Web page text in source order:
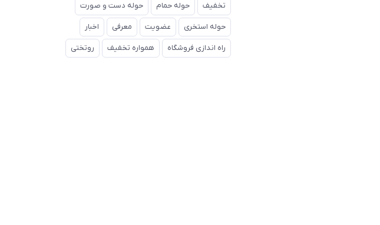
تخفیف حوله حمام حوله دست و صورت
حوله استخری عضویت معرفی اخبار
راه اندازی فروشگاه همواره تخفیف روتختی